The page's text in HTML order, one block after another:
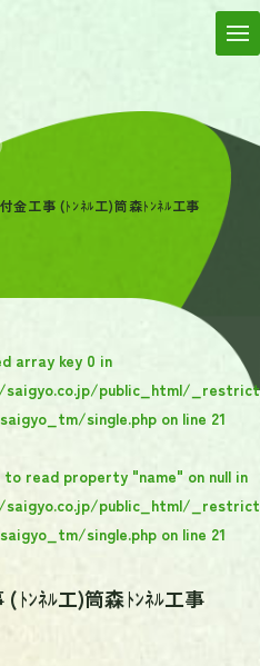
金工事 (ﾄﾝﾈﾙ工)筒森ﾄﾝﾈﾙ工事
array key 0 in
saigyo.co.jp/public_html/
single.php on line 21
read property "name" on null in
saigyo.co.jp/public_html/
single.php on line 21
ﾄﾝﾈﾙ工)筒森ﾄﾝﾈﾙ工事